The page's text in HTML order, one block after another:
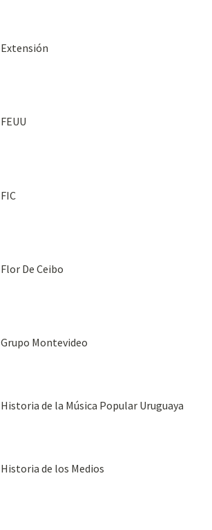
Extensión
FEUU
FIC
Flor De Ceibo
Grupo Montevideo
Historia de la Música Popular Uruguaya
Historia de los Medios